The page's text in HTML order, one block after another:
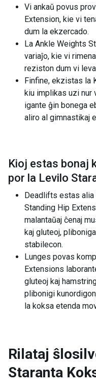
Vi ankaŭ povus
Extension, kie vi
dum la ekzercado.
La Ankle Weights
variaĵo, kie vi
reziston dum vi
Finfine, ekzistas la
kiu implikas uzi nur
igante ĝin bonega
aliro al gimnastikaj
Kioj estas bonaj
por la Levilo
Deadlifts estas alia
Standing Hip
malantaŭaj ĉenaj
kaj gluteoj,
stabilecon.
Lunges povas
Extensions
gluteoj kaj
plibonigi
la koksa etenda
Rilataj
Staranta